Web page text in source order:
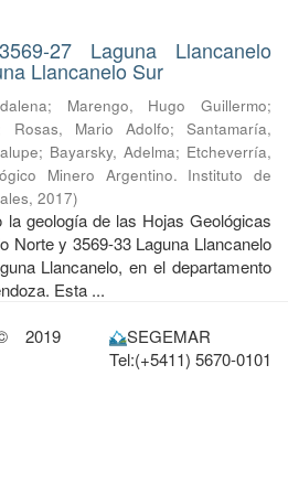
27 Laguna Llancanelo
Llancanelo Sur
; Marengo, Hugo Guillermo;
Rosas, Mario Adolfo;Santamaría,
; Bayarsky, Adelma; Etcheverría,
Minero Argentino. Instituto de
, 2017)
geología de las Hojas Geológicas
Norte y 3569-33 Laguna Llancanelo
Llancanelo, en el departamento
Esta ...
2019
SEGEMAR
Tel:(+5411) 5670-0101